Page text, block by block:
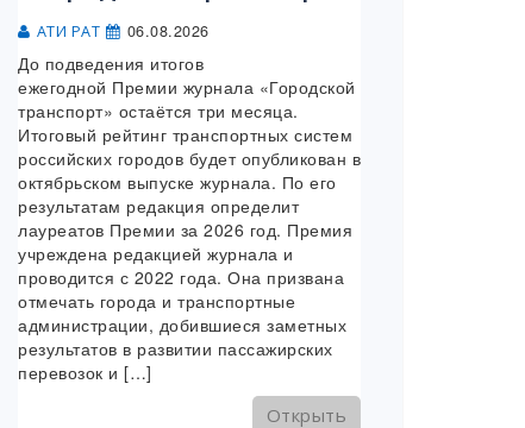
АТИ РАТ 06.08.2026
До подведения итогов
ежегодной Премии журнала «Городской
транспорт» остаётся три месяца.
Итоговый рейтинг транспортных систем
российских городов будет опубликован в
октябрьском выпуске журнала. По его
результатам редакция определит
лауреатов Премии за 2026 год. Премия
учреждена редакцией журнала и
проводится с 2022 года. Она призвана
отмечать города и транспортные
администрации, добившиеся заметных
результатов в развитии пассажирских
перевозок и […]
Открыть